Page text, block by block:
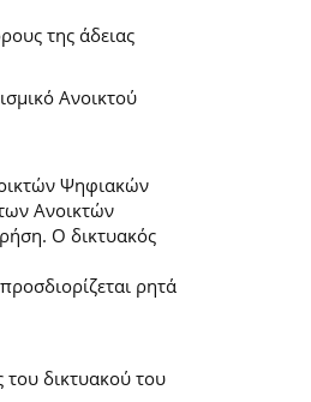
της άδειας
Ανοικτού
Ψηφιακών
Ανοικτών
Ο δικτυακός
ρητά
του δικτυακού του